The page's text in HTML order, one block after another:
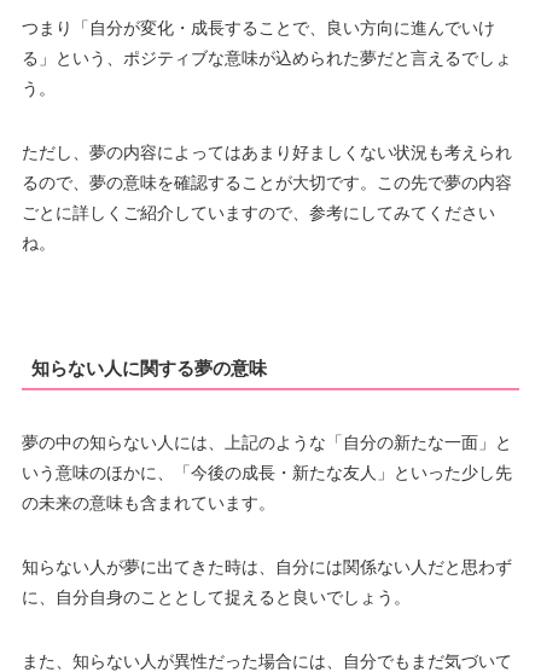
つまり「自分が変化・成長することで、良い方向に進んでいけ
る」という、ポジティブな意味が込められた夢だと言えるでしょ
う。
ただし、夢の内容によってはあまり好ましくない状況も考えられ
るので、夢の意味を確認することが大切です。この先で夢の内容
ごとに詳しくご紹介していますので、参考にしてみてください
ね。
知らない人に関する夢の意味
夢の中の知らない人には、上記のような「自分の新たな一面」と
いう意味のほかに、「今後の成長・新たな友人」といった少し先
の未来の意味も含まれています。
知らない人が夢に出てきた時は、自分には関係ない人だと思わず
に、自分自身のこととして捉えると良いでしょう。
また、知らない人が異性だった場合には、自分でもまだ気づいて